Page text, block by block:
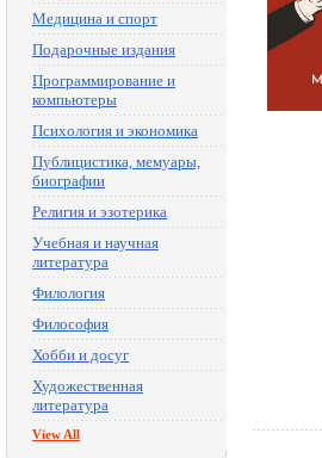
Медицина и спорт
Подарочные издания
Программирование и
компьютеры
Психология и экономика
Публицистика, мемуары,
биографии
Религия и эзотерика
Учебная и научная
литература
Филология
Философия
Хобби и досуг
Художественная
литература
View All